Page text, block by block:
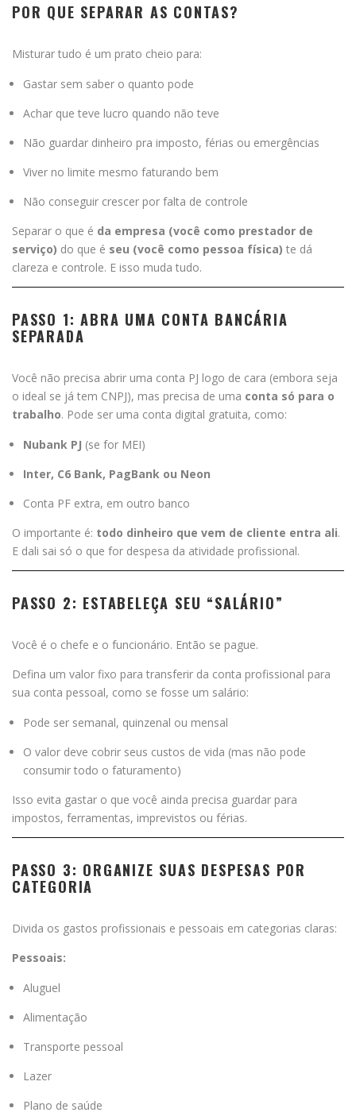
POR QUE SEPARAR AS CONTAS?
Misturar tudo é um prato cheio para:
Gastar sem saber o quanto pode
Achar que teve lucro quando não teve
Não guardar dinheiro pra imposto, férias ou emergências
Viver no limite mesmo faturando bem
Não conseguir crescer por falta de controle
Separar o que é da empresa (você como prestador de
serviço) do que é seu (você como pessoa física) te dá
clareza e controle. E isso muda tudo.
PASSO 1: ABRA UMA CONTA BANCÁRIA
SEPARADA
Você não precisa abrir uma conta PJ logo de cara (embora seja
o ideal se já tem CNPJ), mas precisa de uma conta só para o
trabalho. Pode ser uma conta digital gratuita, como:
Nubank PJ (se for MEI)
Inter, C6 Bank, PagBank ou Neon
Conta PF extra, em outro banco
O importante é: todo dinheiro que vem de cliente entra ali.
E dali sai só o que for despesa da atividade profissional.
PASSO 2: ESTABELEÇA SEU “SALÁRIO”
Você é o chefe e o funcionário. Então se pague.
Defina um valor fixo para transferir da conta profissional para
sua conta pessoal, como se fosse um salário:
Pode ser semanal, quinzenal ou mensal
O valor deve cobrir seus custos de vida (mas não pode
consumir todo o faturamento)
Isso evita gastar o que você ainda precisa guardar para
impostos, ferramentas, imprevistos ou férias.
PASSO 3: ORGANIZE SUAS DESPESAS POR
CATEGORIA
Divida os gastos profissionais e pessoais em categorias claras:
Pessoais:
Aluguel
Alimentação
Transporte pessoal
Lazer
Plano de saúde